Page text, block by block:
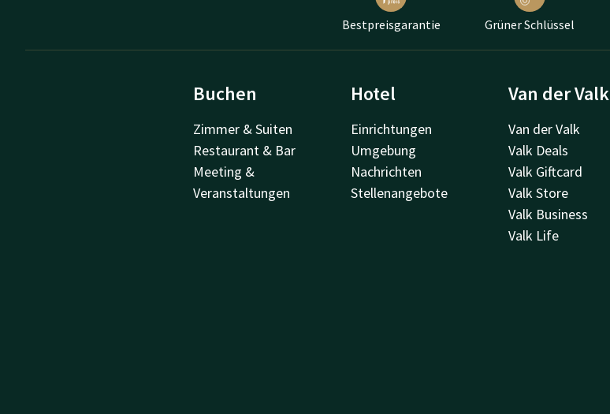
Bestpreisgarantie Grüner Schlüssel
Buchen
Zimmer & Suiten
Restaurant & Bar
Meeting &
Veranstaltungen
Hotel
Einrichtungen
Umgebung
Nachrichten
Stellenangebote
Van der Valk
Van der Valk
Valk Deals
Valk Giftcard
Valk Store
Valk Business
Valk Life